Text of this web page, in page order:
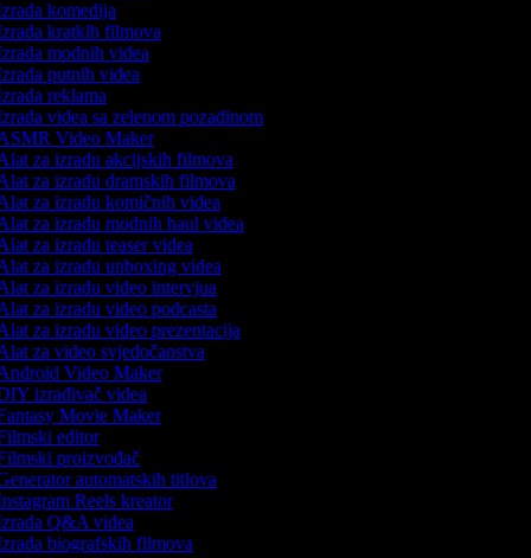
komedija
kratkih filmova
modnih videa
putnih videa
reklama
videa sa zelenom pozadinom
Video Maker
za izradu akcijskih filmova
za izradu dramskih filmova
za izradu komičnih videa
za izradu modnih haul videa
za izradu teaser videa
za izradu unboxing videa
za izradu video intervjua
za izradu video podcasta
za izradu video prezentacija
za video svjedočanstva
Video Maker
izrađivač videa
Movie Maker
editor
proizvođač
automatskih titlova
Reels kreator
Q&A videa
biografskih filmova